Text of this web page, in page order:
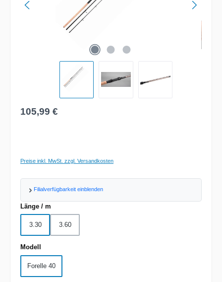
Regulärer Preis:
105,99 €
Preise inkl. MwSt. zzgl. Versandkosten
Filialverfügbarkeit einblenden
Länge / m
3.30 3.60
Modell
Forelle 40